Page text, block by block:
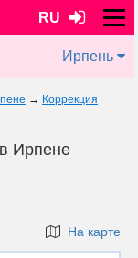
RU
Ирпень
→ Коррекция
Ирпене
На карте